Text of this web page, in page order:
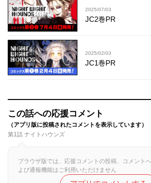
2025/07/03
JC2巻PR
2025/02/03
JC1巻PR
この話への応援コメント
（アプリ版に投稿されたコメントを表示しています）
第1話 ナイトハウンズ
ブラウザ版では、応援コメントの投稿、コメント
よび通報機能はご利用いただけません